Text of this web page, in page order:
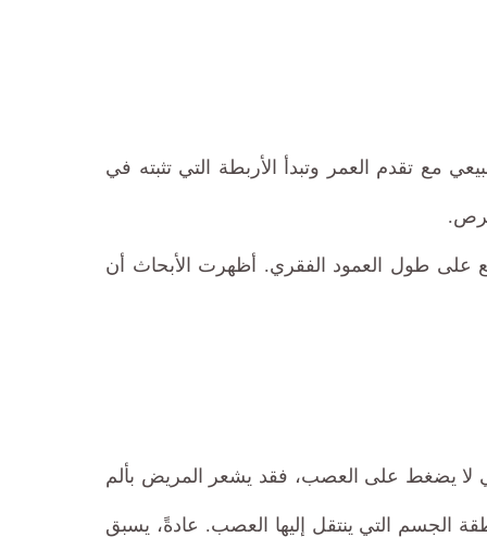
تقدم العمر وتبدأ الأربطة التي تثبته في
طول العمود الفقري. أظهرت الأبحاث أن
لا يضغط على العصب، فقد يشعر المريض بألم
التي ينتقل إليها العصب. عادةً، يسبق